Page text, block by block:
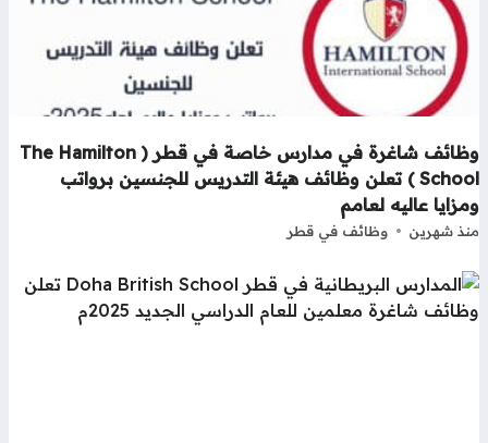
وظائف شاغرة في مدارس خاصة في قطر ( The Hamilton
School ) تعلن وظائف هيئة التدريس للجنسين برواتب
عاليه لعامم
شهرين وظائف في قطر